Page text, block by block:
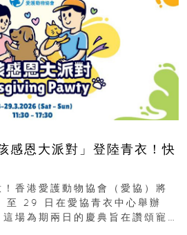
感恩大派對」登陸青衣！快
香港愛護動物協會（愛協）將
29 日在愛協青衣中心舉辦
這場為期兩日的慶典旨在讚頌寵